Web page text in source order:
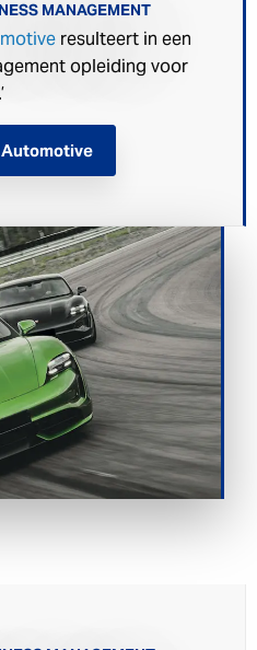
MANAGEMENT
resulteert in een
opleiding voor
Automotive